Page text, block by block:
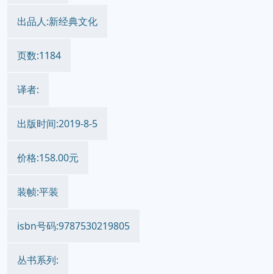
出品人:新经典文化
页数:1184
译者:
出版时间:2019-8-5
价格:158.00元
装帧:平装
isbn号码:9787530219805
丛书系列: